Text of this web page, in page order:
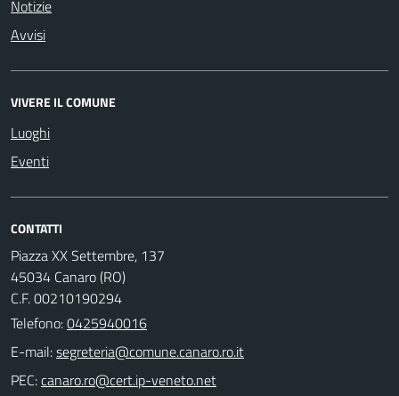
Notizie
Avvisi
VIVERE IL COMUNE
Luoghi
Eventi
CONTATTI
Piazza XX Settembre, 137
45034 Canaro (RO)
C.F. 00210190294
Telefono:0425940016
E-mail:
PEC: